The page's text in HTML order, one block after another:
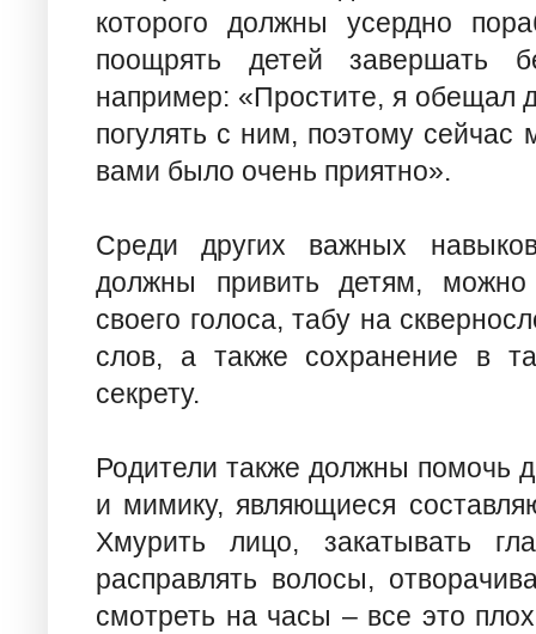
которого должны усердно
поощрять детей завершать
например: «Простите, я обещал
погулять с ним, поэтому сейчас
вами было очень приятно».
Среди других важных
должны привить детям, можно
своего голоса, табу на
слов, а также сохранение в
секрету.
Родители также должны помочь
и мимику, являющиеся
Хмурить лицо, закатывать
расправлять волосы,
смотреть на часы – все это